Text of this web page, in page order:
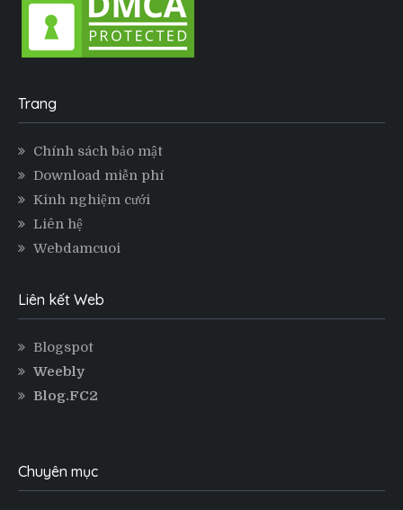
Trang
Chính sách bảo mật
Download miễn phí
Kinh nghiệm cưới
Liên hệ
Webdamcuoi
Liên kết Web
Blogspot
Weebly
Blog.FC2
Chuyên mục